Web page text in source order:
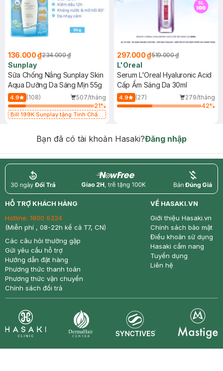
136.000 ₫234.000 ₫
Sunplay
Sữa Chống Nắng Sunplay Skin
Aqua Dưỡng Da Sáng Mịn 55g
4.9 (108)
507/tháng
21%
Bill 199K Sunplay tặng Tinh Chất
297.000 ₫519.000 ₫
L'Oreal
Serum L'Oreal Hyaluronic Acid
Cấp Ẩm Sáng Da 30ml
4.9 (27)
279/tháng
42%
Bạn đã có tài khoản Hasaki?Đăng nhập
return nowfree price
HỖ TRỢ KHÁCH HÀNG
Hotline: 1800 6324
(Miễn phí , 08-22h kể cả T7, CN)
Các câu hỏi thường gặp
Gửi yêu cầu hỗ trợ
Hướng dẫn đặt hàng
Phương thức thanh toán
Phương thức vận chuyển
Chính sách đổi trả
VỀ HASAKI.VN
Giới thiệu Hasaki.vn
Chính sách bảo mật
Điều khoản sử dụng
Hasaki cẩm nang
Tuyển dụng
Liên hệ